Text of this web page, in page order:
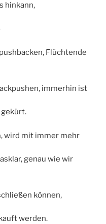
hinkann,
Flüchtende
immerhin ist
gekürt.
wird mit immer mehr
genau wie wir
können,
werden.